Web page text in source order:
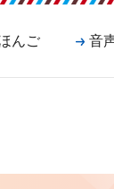
んご 音